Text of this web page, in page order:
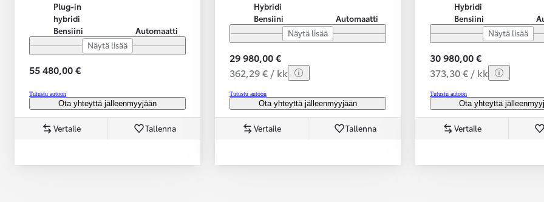
Plug-in
hybridi
Bensiini
Automaatti
Näytä lisää
55 480,00 €
Tutustu autoon
Ota yhteyttä jälleenmyyjään
Vertaile Tallenna
Hybridi
Bensiini
Automaatti
Näytä lisää
29 980,00 €
362,29 € / kk
Tutustu autoon
Ota yhteyttä jälleenmyyjään
Vertaile Tallenna
Hybridi
Bensiini
Näytä lisää
30 980,00 €
373,30 € / kk
Tutustu autoon
Ota yhteyttä
Vertaile